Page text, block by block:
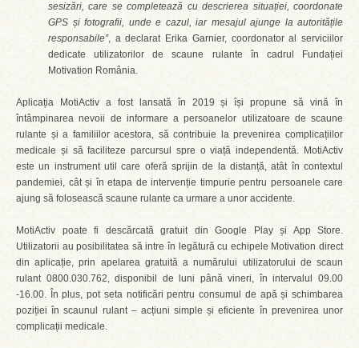
sesizări, care se completează cu descrierea situației, coordonate
GPS și fotografii, unde e cazul, iar mesajul ajunge la autoritățile
responsabile”, a declarat Erika Garnier, coordonator al serviciilor
dedicate utilizatorilor de scaune rulante în cadrul Fundației
Motivation România.
Aplicația MotiActiv a fost lansată în 2019 și își propune să vină în
întâmpinarea nevoii de informare a persoanelor utilizatoare de scaune
rulante și a familiilor acestora, să contribuie la prevenirea complicațiilor
medicale și să faciliteze parcursul spre o viață independentă. MotiActiv
este un instrument util care oferă sprijin de la distanță, atât în contextul
pandemiei, cât și în etapa de intervenție timpurie pentru persoanele care
ajung să folosească scaune rulante ca urmare a unor accidente.
MotiActiv poate fi descărcată gratuit din Google Play și App Store.
Utilizatorii au posibilitatea să intre în legătură cu echipele Motivation direct
din aplicație, prin apelarea gratuită a numărului utilizatorului de scaun
rulant 0800.030.762, disponibil de luni până vineri, în intervalul 09.00
-16.00. În plus, pot seta notificări pentru consumul de apă și schimbarea
poziției în scaunul rulant – acțiuni simple și eficiente în prevenirea unor
complicații medicale.